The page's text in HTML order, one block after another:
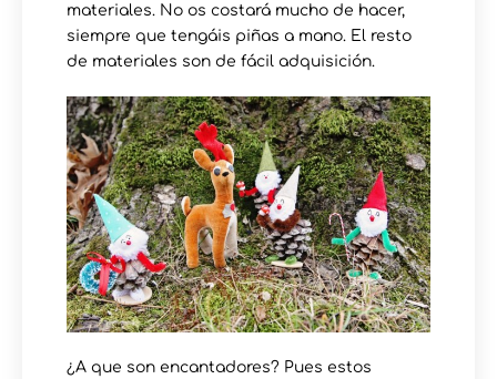
materiales. No os costará mucho de hacer,
siempre que tengáis piñas a mano. El resto
de materiales son de fácil adquisición.
¿A que son encantadores? Pues estos